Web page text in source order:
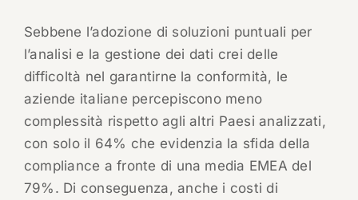
Sebbene l’adozione di soluzioni puntuali per
l’analisi e la gestione dei dati crei delle
difficoltà nel garantirne la conformità, le
aziende italiane percepiscono meno
complessità rispetto agli altri Paesi analizzati,
con solo il 64% che evidenzia la sfida della
compliance a fronte di una media EMEA del
79%. Di conseguenza, anche i costi di